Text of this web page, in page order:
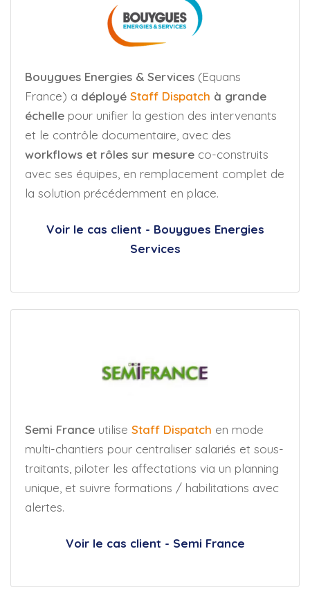
Bouygues Energies & Services (Equans
France) a déployé Staff Dispatch à grande
échelle pour unifier la gestion des intervenants
et le contrôle documentaire, avec des
workflows et rôles sur mesure co-construits
avec ses équipes, en remplacement complet de
la solution précédemment en place.
Voir le cas client - Bouygues Energies
Services
Semi France utilise Staff Dispatch en mode
multi-chantiers pour centraliser salariés et sous-
traitants, piloter les affectations via un planning
unique, et suivre formations / habilitations avec
alertes.
Voir le cas client - Semi France